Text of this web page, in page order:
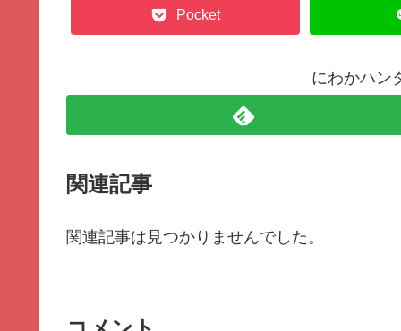
Pocket
にわかハン
関連記事
関連記事は見つかりませんでした。